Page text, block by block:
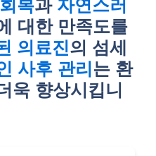
대한 만족도를
의료진의 섬세
사후 관리는 환
욱 향상시킵니